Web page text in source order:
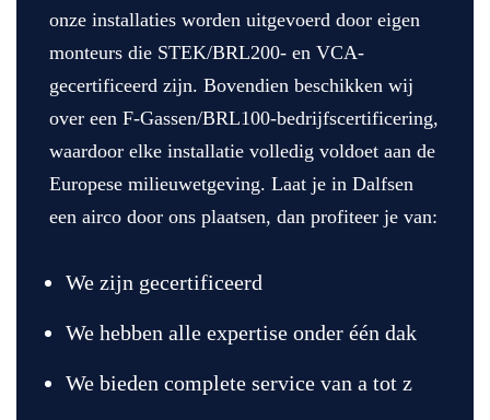
onze installaties worden uitgevoerd door eigen
monteurs die STEK/BRL200- en VCA-
gecertificeerd zijn. Bovendien beschikken wij
over een F-Gassen/BRL100-bedrijfscertificering,
waardoor elke installatie volledig voldoet aan de
Europese milieuwetgeving. Laat je in Dalfsen
een airco door ons plaatsen, dan profiteer je van:
We zijn gecertificeerd
We hebben alle expertise onder één dak
We bieden complete service van a tot z